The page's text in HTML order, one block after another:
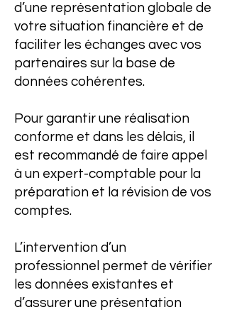
d’une représentation globale de
votre situation financière et de
faciliter les échanges avec vos
partenaires sur la base de
données cohérentes.
Pour garantir une réalisation
conforme et dans les délais, il
est recommandé de faire appel
à un expert-comptable pour la
préparation et la révision de vos
comptes.
L’intervention d’un
professionnel permet de vérifier
les données existantes et
d’assurer une présentation